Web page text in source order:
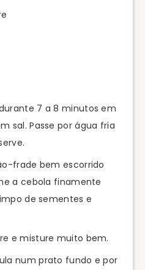
7 a 8 minutos em
sal. Passe por água fria
frade bem escorrido
a cebola finamente
de sementes e
e misture muito bem.
num prato fundo e por